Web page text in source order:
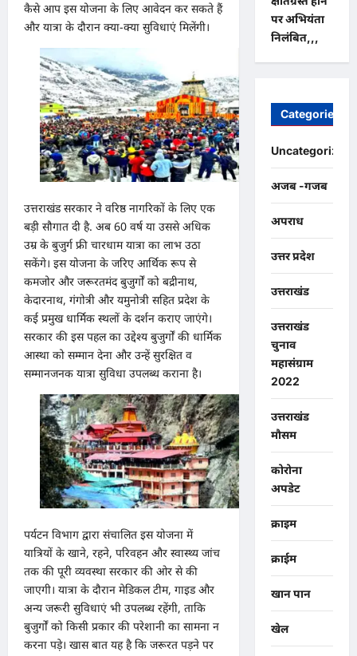
कैसे आप इस योजना के लिए आवेदन कर सकते हैं
और यात्रा के दौरान क्या-क्या सुविधाएं मिलेंगी।
उत्तराखंड सरकार ने वरिष्ठ नागरिकों के लिए एक
बड़ी सौगात दी है. अब 60 वर्ष या उससे अधिक
उम्र के बुजुर्ग फ्री चारधाम यात्रा का लाभ उठा
सकेंगे। इस योजना के जरिए आर्थिक रूप से
कमजोर और जरूरतमंद बुजुर्गों को बद्रीनाथ,
केदारनाथ, गंगोत्री और यमुनोत्री सहित प्रदेश के
कई प्रमुख धार्मिक स्थलों के दर्शन कराए जाएंगे।
सरकार की इस पहल का उद्देश्य बुजुर्गों की धार्मिक
आस्था को सम्मान देना और उन्हें सुरक्षित व
सम्मानजनक यात्रा सुविधा उपलब्ध कराना है।
पर्यटन विभाग द्वारा संचालित इस योजना में
यात्रियों के खाने, रहने, परिवहन और स्वास्थ्य जांच
तक की पूरी व्यवस्था सरकार की ओर से की
जाएगी। यात्रा के दौरान मेडिकल टीम, गाइड और
अन्य जरूरी सुविधाएं भी उपलब्ध रहेंगी, ताकि
बुजुर्गों को किसी प्रकार की परेशानी का सामना न
करना पड़े। खास बात यह है कि जरूरत पड़ने पर
पर अभियंता
निलंबित,,,
Categories
Uncategorized
अजब -गजब
अपराध
उत्तर प्रदेश
उत्तराखंड
उत्तराखंड
चुनाव
महासंग्राम
2022
उत्तराखंड
मौसम
कोरोना
अपडेट
क्राइम
क्राईम
खान पान
खेल